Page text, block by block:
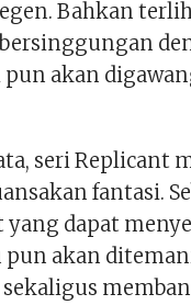
Bahkan
akan
seri Replicant
fantasi.
dapat
akan
sekaligus